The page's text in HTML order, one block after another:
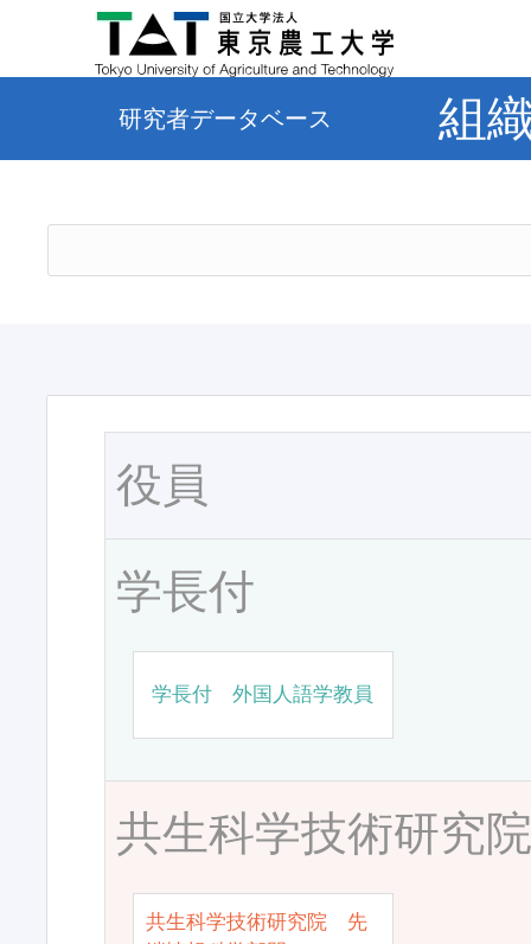
研究者データベース 組
役員
学長付
学長付 外国人語学教員
共生科学技術研究
共生科学技術研究院 先